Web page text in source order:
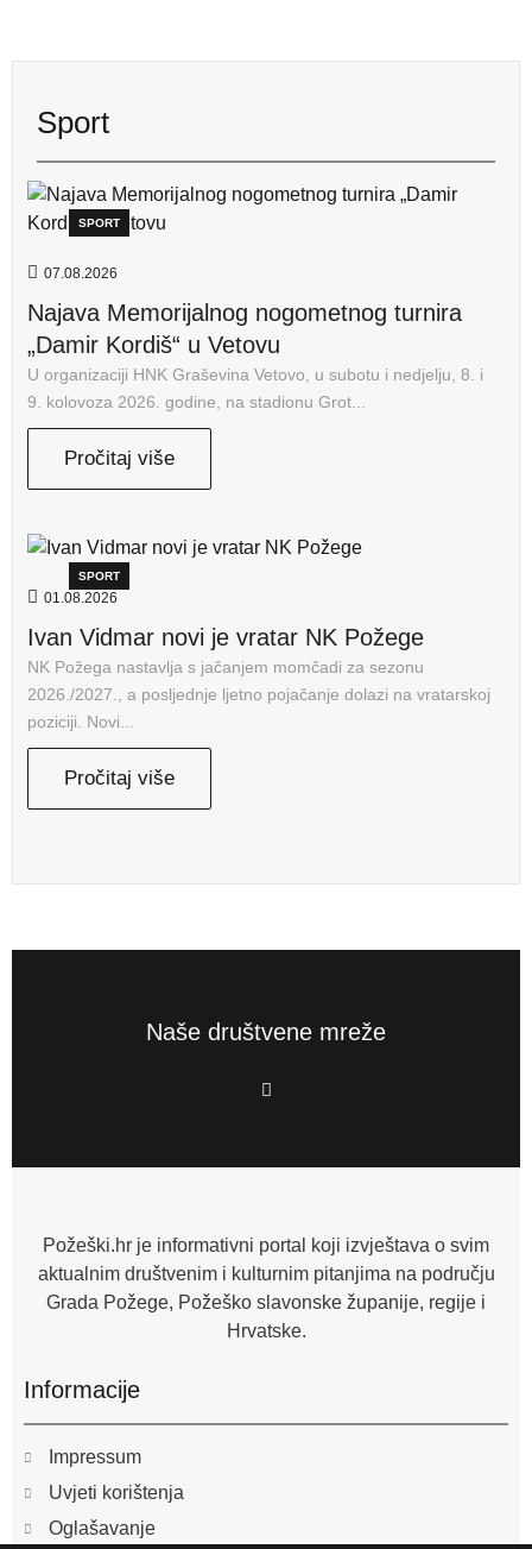
Sport
SPORT
07.08.2026
Najava Memorijalnog nogometnog turnira
„Damir Kordiš“ u Vetovu
U organizaciji HNK Graševina Vetovo, u subotu i nedjelju, 8. i
9. kolovoza 2026. godine, na stadionu Grot...
Pročitaj više
SPORT
01.08.2026
Ivan Vidmar novi je vratar NK Požege
NK Požega nastavlja s jačanjem momčadi za sezonu
2026./2027., a posljednje ljetno pojačanje dolazi na vratarskoj
poziciji. Novi...
Pročitaj više
Naše društvene mreže
F
a
o
f
Požeški.hr je informativni portal koji izvještava o svim
aktualnim društvenim i kulturnim pitanjima na području
Grada Požege, Požeško slavonske županije, regije i
Hrvatske.
Informacije
Impressum
Uvjeti korištenja
Oglašavanje